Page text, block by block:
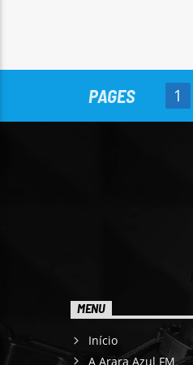
PAGES 1
MENU
Início
A Arara Azul FM